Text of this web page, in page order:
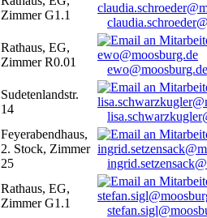
Zimmer G1.1
Rathaus, EG,
Zimmer R0.01
ewo@moosburg.de
Sudetenlandstr.
14
Feyerabendhaus,
2. Stock, Zimmer
25
Rathaus, EG,
Zimmer G1.1